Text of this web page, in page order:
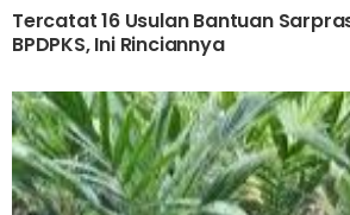
Tercatat 16 Usulan Bantuan
BPDPKS, Ini Rinciannya